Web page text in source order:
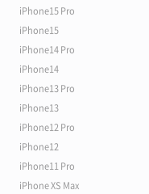
iPhone15 Pro
iPhone15
iPhone14 Pro
iPhone14
iPhone13 Pro
iPhone13
iPhone12 Pro
iPhone12
iPhone11 Pro
iPhone XS Max